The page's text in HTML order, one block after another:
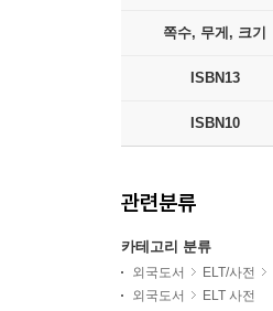
쪽수, 무게, 크기
ISBN13
ISBN10
관련분류
카테고리 분류
외국도서 ELT/사전
외국도서
ELT 사전